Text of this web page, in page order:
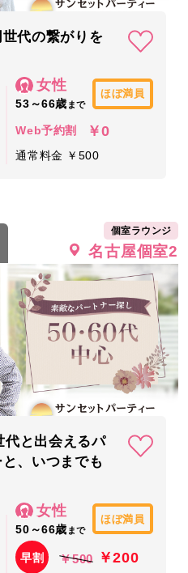
代の繋がりを
女性
53～66歳 まで
ほぼ満員
Web予約割 ￥0
通常料金 ￥500
個室ラウンジ
名古屋個室2
代と出会えるパ
、いつまでも
女性
50～66歳 まで
ほぼ満員
早割 ￥500 ￥200